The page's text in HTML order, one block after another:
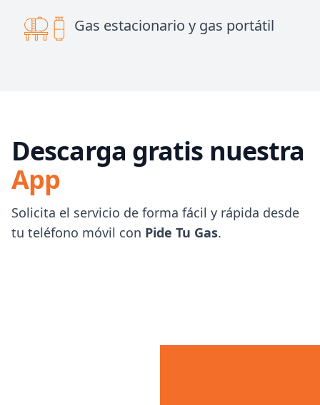
Gas estacionario y gas portátil
Descarga gratis nuestra
App
Solicita el servicio de forma fácil y rápida desde
tu teléfono móvil con Pide Tu Gas.